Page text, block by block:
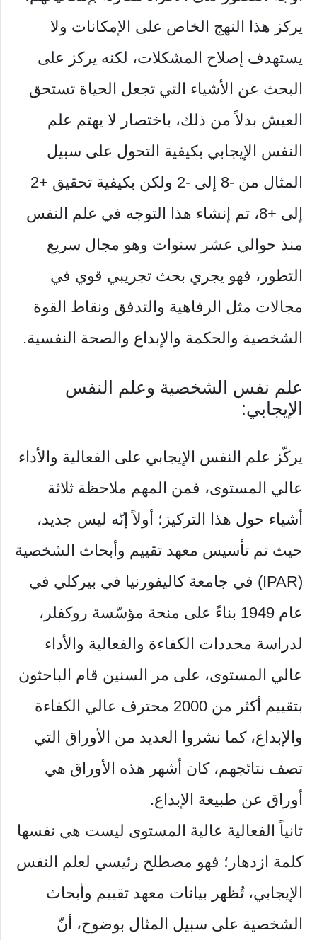
يركز هذا النهج الخاص على الإمكانات ولا
يستهدف إصلاح المشكلات، لكنه يركز على
البحث عن الأشياء التي تجعل الحياة تستحق
العيش بدلاً من ذلك، باختصار لا يهتم علم
النفس الإيجابي بكيفية التحول على سبيل
المثال من -8 إلى -2 ولكن بكيفية تحقيق +2
إلى +8، تم إنشاء هذا التوجه في علم النفس
منذ حوالي عشر سنوات وهو مجال سريع
التطور، فهو يجري بحث تجريبي قوي في
مجالات مثل الرفاهية والتدفق ونقاط القوة
الشخصية والحكمة والإبداع والصحة النفسية.
علم نفس الشخصية وعلم النفس
الإيجابي:
يركّز علم النفس الإيجابي على الفعالية والأداء
عالي المستوى، فمن المهم ملاحظة ثلاثة
أشياء حول هذا التركيز؛ أولاً إنّه ليس جديد،
حيث تم تأسيس معهد تقييم وأبحاث الشخصية
(IPAR) في جامعة كاليفورنيا في بيركلي في
عام 1949 بناءً على منحة مؤسّسة روكفلر،
لدراسة محددات الكفاءة والفعالية والأداء
عالي المستوى، على مر السنين قام الباحثون
بتقييم أكثر من 2000 محترف عالي الكفاءة
والإبداع، كما نشروا العديد من الأوراق التي
تصف نتائجهم، كان أشهر هذه الأوراق هي
أوراق عن طبيعة الإبداع.
ثانياً الفعالية عالية المستوى ليست هي نفسها
كلمة ازدهار؛ فهو مصطلح رئيسي لعلم النفس
الإيجابي، تُظهر بيانات معهد تقييم وأبحاث
الشخصية على سبيل المثال بوضوح، أنّ